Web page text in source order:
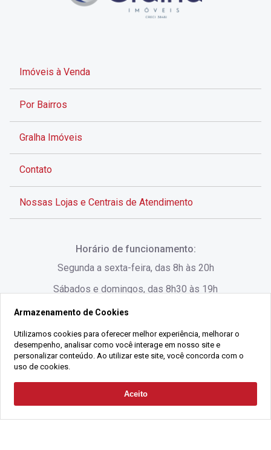
Solicitar Contato
Imóveis à Venda
Por Bairros
Gralha Imóveis
Contato
Nossas Lojas e Centrais de Atendimento
Rua Lauro Linhares, 1080 - Trindade, Florianópolis -
SC
(48) 3220-1045
Alameda César Nascimento, 549, Salas 1, 2 e 3 -
Jurerê, - Florianópolis - SC
Horário de funcionamento:
Segunda a sexta-feira, das 8h às 20h
Sábados e domingos, das 8h30 às 19h
2021 Copyright - Gralha Imóveis CRECI 008060/O - Todos os direitos
CNPJ:18.091.083/0001-37
Armazenamento de Cookies
Utilizamos cookies para oferecer melhor experiência, melhorar o
desempenho, analisar como você interage em nosso site e
personalizar conteúdo. Ao utilizar este site, você concorda com o
uso de cookies.
Aceito